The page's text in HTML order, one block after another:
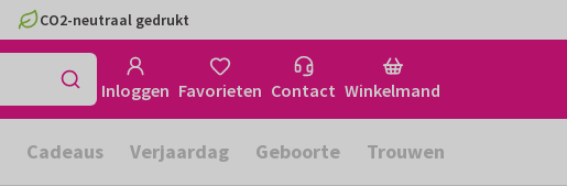
CO2-neutraal gedrukt
Inloggen Favorieten Contact Winkelmand
Cadeaus Verjaardag Geboorte Trouwen